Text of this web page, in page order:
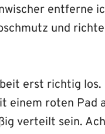
entferne
und
erst richtig los.
einem roten Pad
verteilt sein.